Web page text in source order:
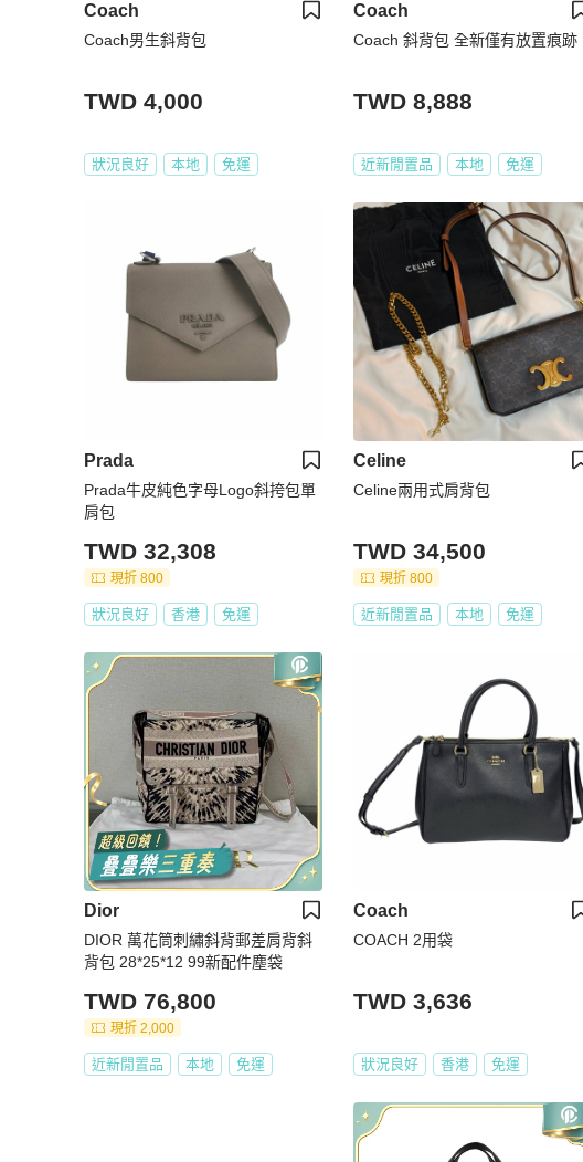
Coach
Coach男生斜背包
TWD 4,000
狀況良好 本地 免運
Coach
Coach 斜背包 全新僅有放置痕跡
TWD 8,888
近新閒置品 本地 免運
Prada
Prada牛皮純色字母Logo斜挎包單
肩包
TWD 32,308
現折 800
狀況良好 香港 免運
Celine
Celine兩用式肩背包
TWD 34,500
現折 800
近新閒置品 本地 免運
Dior
DIOR 萬花筒刺繡斜背郵差肩背斜
背包 28*25*12 99新配件塵袋
TWD 76,800
現折 2,000
近新閒置品 本地 免運
Coach
COACH 2用袋
TWD 3,636
狀況良好 香港 免運